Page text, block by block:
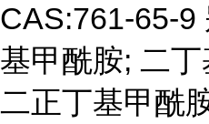
CAS:761-65-9
基甲酰胺; 二
二正丁基甲酰